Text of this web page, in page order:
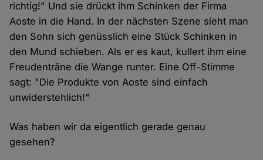
richtig!" Und sie drückt ihm Schinken der Firma
Aoste in die Hand. In der nächsten Szene sieht man
den Sohn sich genüsslich eine Stück Schinken in
den Mund schieben. Als er es kaut, kullert ihm eine
Freudenträne die Wange runter. Eine Off-Stimme
sagt: "Die Produkte von Aoste sind einfach
unwiderstehlich!"
Was haben wir da eigentlich gerade genau
gesehen?